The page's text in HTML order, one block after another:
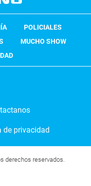
POLICIALES
MUCHO SHOW
de privacidad
derechos reservados.